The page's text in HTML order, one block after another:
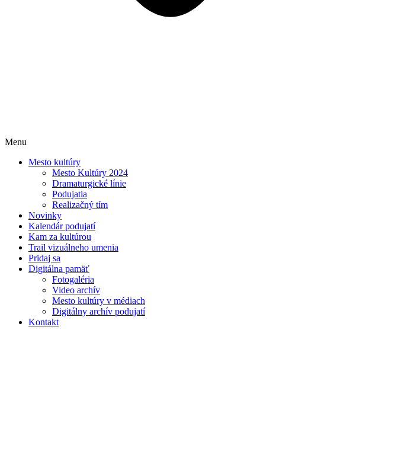
Menu
Mesto kultúry
Mesto Kultúry 2024
Dramaturgické línie
Podujatia
Realizačný tím
Novinky
Kalendár podujatí
Kam za kultúrou
Trail vizuálneho umenia
Pridaj sa
Digitálna pamäť
Fotogaléria
Video archív
Mesto kultúry v médiach
Digitálny archív podujatí
Kontakt